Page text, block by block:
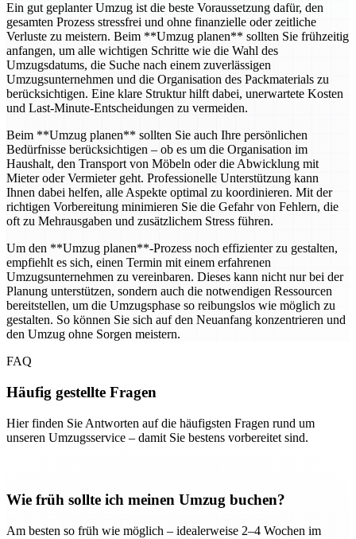
Ein gut geplanter Umzug ist die beste Voraussetzung dafür, den
gesamten Prozess stressfrei und ohne finanzielle oder zeitliche
Verluste zu meistern. Beim **Umzug planen** sollten Sie frühzeitig
anfangen, um alle wichtigen Schritte wie die Wahl des
Umzugsdatums, die Suche nach einem zuverlässigen
Umzugsunternehmen und die Organisation des Packmaterials zu
berücksichtigen. Eine klare Struktur hilft dabei, unerwartete Kosten
und Last-Minute-Entscheidungen zu vermeiden.
Beim **Umzug planen** sollten Sie auch Ihre persönlichen
Bedürfnisse berücksichtigen – ob es um die Organisation im
Haushalt, den Transport von Möbeln oder die Abwicklung mit
Mieter oder Vermieter geht. Professionelle Unterstützung kann
Ihnen dabei helfen, alle Aspekte optimal zu koordinieren. Mit der
richtigen Vorbereitung minimieren Sie die Gefahr von Fehlern, die
oft zu Mehrausgaben und zusätzlichem Stress führen.
Um den **Umzug planen**-Prozess noch effizienter zu gestalten,
empfiehlt es sich, einen Termin mit einem erfahrenen
Umzugsunternehmen zu vereinbaren. Dieses kann nicht nur bei der
Planung unterstützen, sondern auch die notwendigen Ressourcen
bereitstellen, um die Umzugsphase so reibungslos wie möglich zu
gestalten. So können Sie sich auf den Neuanfang konzentrieren und
den Umzug ohne Sorgen meistern.
FAQ
Häufig gestellte Fragen
Hier finden Sie Antworten auf die häufigsten Fragen rund um
unseren Umzugsservice – damit Sie bestens vorbereitet sind.
Wie früh sollte ich meinen Umzug buchen?
Am besten so früh wie möglich – idealerweise 2–4 Wochen im